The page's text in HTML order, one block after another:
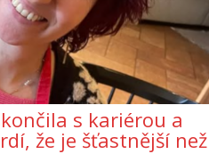
s kariérou a
že je šťastnější než